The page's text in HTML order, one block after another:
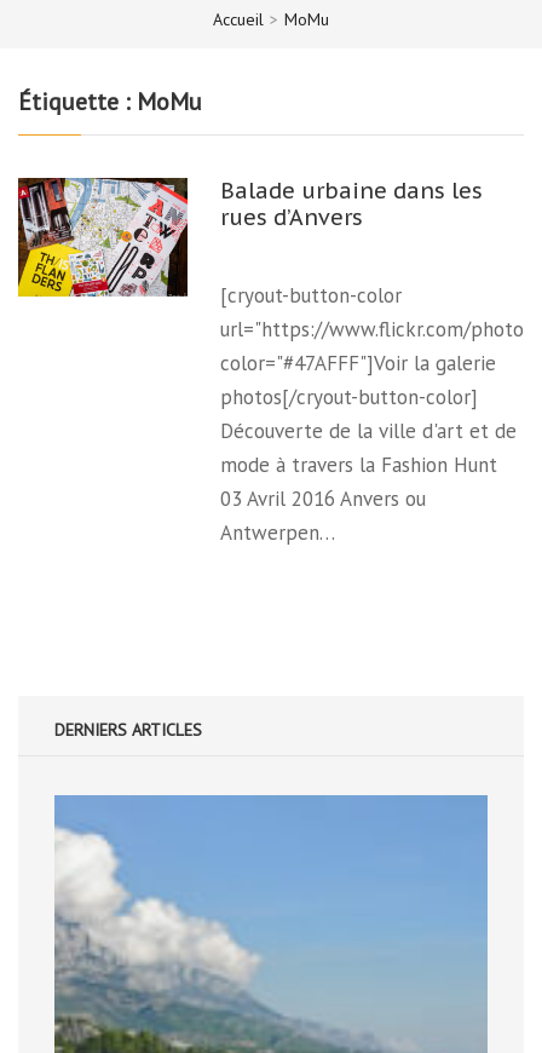
Accueil > MoMu
Étiquette : MoMu
Balade urbaine dans les
rues d’Anvers
[cryout-button-color
url="https://www.flickr.com/
color="#47AFFF"]Voir la galerie
photos[/cryout-button-color]
Découverte de la ville d'art et de
mode à travers la Fashion Hunt
03 Avril 2016 Anvers ou
Antwerpen…
DERNIERS ARTICLES